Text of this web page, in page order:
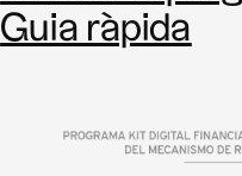
Guia ràpida